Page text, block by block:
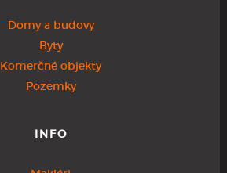
Domy a budovy
Byty
Komerčné objekty
Pozemky
INFO